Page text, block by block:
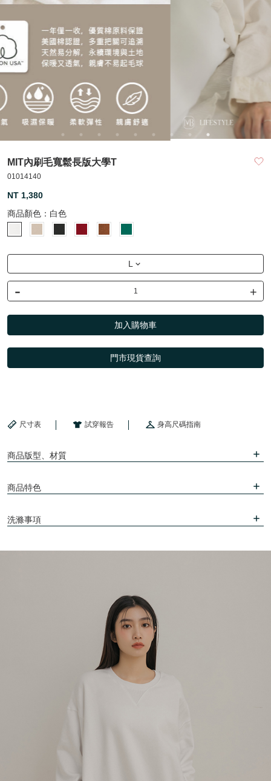
MIT內刷毛寬鬆長版大學T
01014140
NT 1,380
商品顏色： 白色
L
- +
加入購物車
門市現貨查詢
尺寸表 試穿報告 身高尺碼指南
商品版型、材質
商品特色
洗滌事項